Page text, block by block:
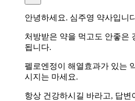
안녕하세요. 심주영 약사입니
처방받은 약을 먹고도 안좋은
됩니다.
펠로엔정이 해열효과가 있는
시지는 마세요.
항상 건강하시길 바라고, 답변